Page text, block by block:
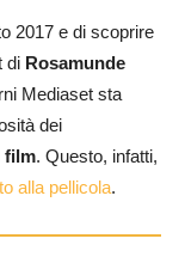
2017 e di scoprire
di Rosamunde
Mediaset sta
dei
film. Questo, infatti,
alla pellicola.